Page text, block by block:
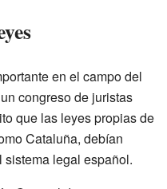
en el campo del
congreso de juristas
que las leyes propias de
Cataluña, debían
legal español.